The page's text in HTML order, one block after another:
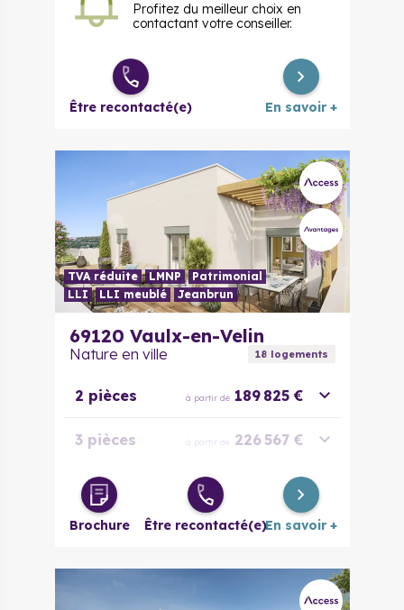
Profitez du meilleur choix en
contactant votre conseiller.
Être recontacté(e) En savoir +
TVA réduite LMNP
Patrimonial
LLI
LLI meublé Jeanbrun
69120 Vaulx-en-Velin
Nature en ville 18logements
2 pièces à partir de 189 825 €
3 pièces à partir de 226 567 €
3 pièces
évolutif
à partir de 257 975 €
Brochure Être recontacté(e)En savoir +